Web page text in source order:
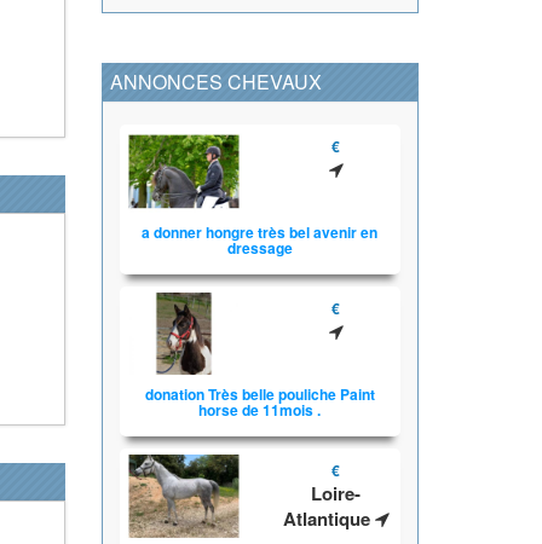
ANNONCES CHEVAUX
€
a donner hongre très bel avenir en
dressage
€
donation Très belle pouliche Paint
horse de 11mois .
€
Loire-
Atlantique